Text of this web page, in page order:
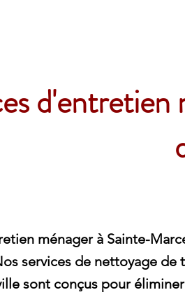
ménager à Sainte-
services de nettoyage de
sont conçus pour